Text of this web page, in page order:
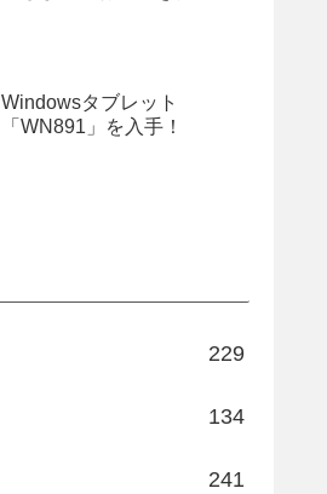
Windowsタブレット
「WN891」を入手！
229
134
241